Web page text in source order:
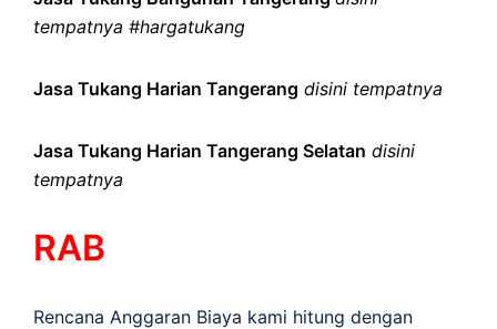
tempatnya #hargatukang
Jasa Tukang Harian Tangerang disini tempatnya
Jasa Tukang Harian Tangerang Selatan disini
tempatnya
RAB
Rencana Anggaran Biaya kami hitung dengan